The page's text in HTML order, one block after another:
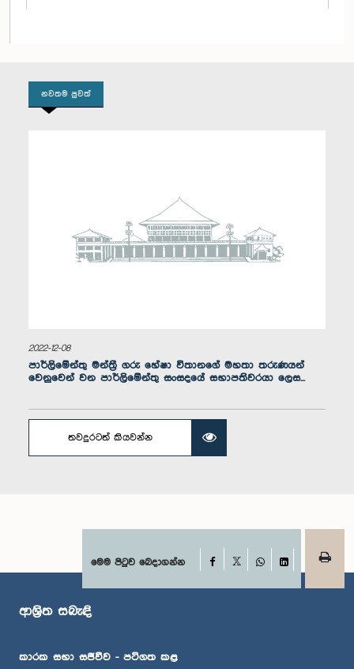
ගරු එස්. එම්. මරික්කාර් මහතා, පා.ම.
නවතම පුවත්
2022-12-08
පාර්ලිමේන්තු මන්ත්‍රී ගරු හේෂා විතානගේ මහතා තරුණයන්
වෙනුවෙන් වන පාර්ලිමේන්තු සංසදයේ සභාපතිවරයා ලෙස...
තවදුරටත් කියවන්න
මෙම පිටුව බෙදාගන්න Facebook
WhatsApp
LinkedIn
ආශ්‍රිත සබැඳි
කාරක සභා සජීවීව - පටිගත කළ